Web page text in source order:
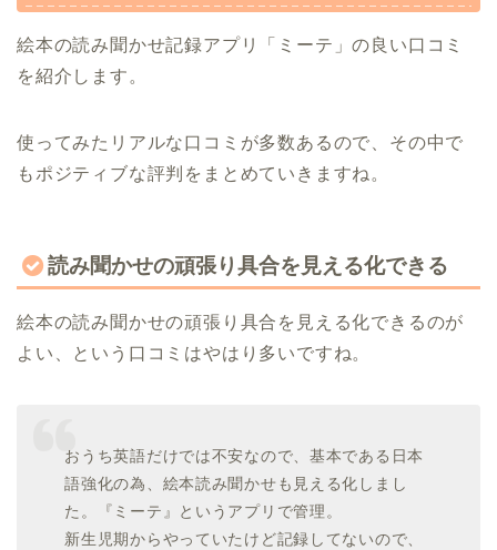
絵本の読み聞かせ記録アプリ「ミーテ」の良い口コミ
を紹介します。
使ってみたリアルな口コミが多数あるので、その中で
もポジティブな評判をまとめていきますね。
読み聞かせの頑張り具合を見える化できる
絵本の読み聞かせの頑張り具合を見える化できるのが
よい、という口コミはやはり多いですね。
おうち英語だけでは不安なので、基本である日本
語強化の為、絵本読み聞かせも見える化しまし
た。『ミーテ』というアプリで管理。
新生児期からやっていたけど記録してないので、